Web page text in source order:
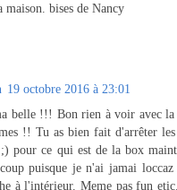
maison. bises de Nancy
19 octobre 2016 à 23:01
belle !!! Bon rien à voir avec la
!! Tu as bien fait d'arrêter
pour ce qui est de la box
puisque je n'ai jamai loccaz
à l'intérieur. Meme pas fun